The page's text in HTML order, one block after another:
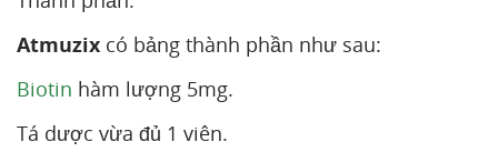
Atmuzix có bảng thành phần như sau:
Biotin hàm lượng 5mg.
Tá dược vừa đủ 1 viên.